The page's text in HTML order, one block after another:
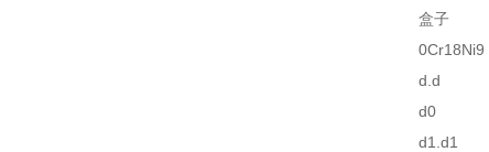
盒子
0Cr18Ni9
d.d
d0
d1.d1